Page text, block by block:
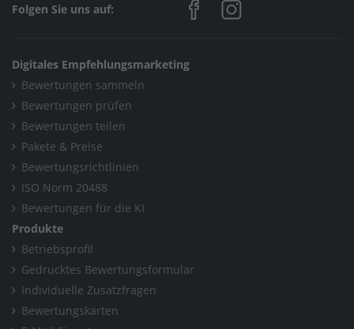
Parkett Kessel Meisterfachbetrieb Zella-Mehlis im schönen
Home Holzbau / Holzarbeiten (Weitere)
Parkett Kessel Meisterfachbetrieb Zella-Mehlis im schönen
Thüringer Wald
Home Holzbau / Tischlerei/Schreinerei
Parkett Kessel Meisterfachbetrieb Zella-Mehlis im schönen
Thüringer Wald
Home / Raumausstattung
Parkett Kessel Meisterfachbetrieb Zella-Mehlis im schönen
Thüringer Wald
Folgen Sie uns auf:
Digitales Empfehlungsmarketing
Bewertungen sammeln
Bewertungen prüfen
Bewertungen teilen
Pakete & Preise
Bewertungsrichtlinien
ISO Norm 20488
Bewertungen für die KI
Produkte
Betriebsprofil
Gedrucktes Bewertungsformular
Individuelle Zusatzfragen
Bewertungskarten